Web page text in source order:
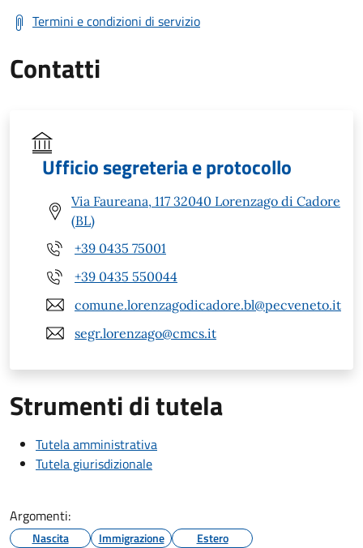
Termini e condizioni di servizio
Contatti
Ufficio segreteria e protocollo
Via Faureana, 117 32040 Lorenzago di Cadore
(BL)
+39 0435 75001
+39 0435 550044
comune.lorenzagodicadore.bl@pecveneto.it
segr.lorenzago@cmcs.it
Strumenti di tutela
Tutela amministrativa
Tutela giurisdizionale
Argomenti:
Nascita Immigrazione Estero